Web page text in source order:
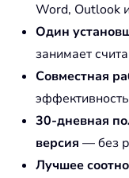
Word, Outlook
Один
занимает
Совместная
30-дневная
версия — без
Лучшее